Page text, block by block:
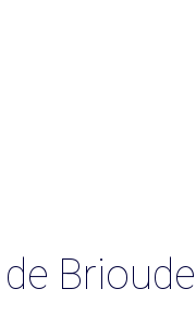
Brioude